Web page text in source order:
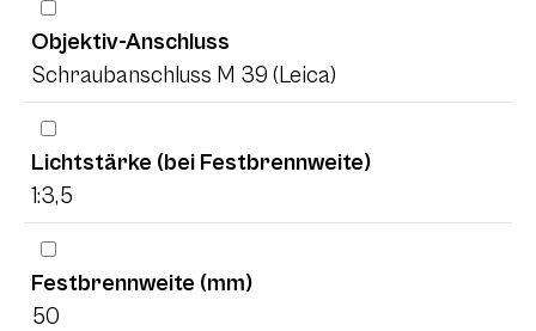
Objektiv-Anschluss
Schraubanschluss M 39 (Leica)
Lichtstärke (bei Festbrennweite)
1:3,5
Festbrennweite (mm)
50